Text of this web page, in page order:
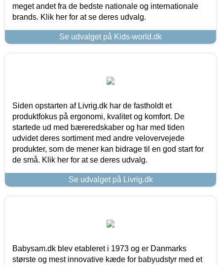
meget andet fra de bedste nationale og internationale
brands. Klik her for at se deres udvalg.
Se udvalget på Kids-world.dk
Siden opstarten af Livrig.dk har de fastholdt et
produktfokus på ergonomi, kvalitet og komfort. De
startede ud med bæreredskaber og har med tiden
udvidet deres sortiment med andre velovervejede
produkter, som de mener kan bidrage til en god start for
de små. Klik her for at se deres udvalg.
Se udvalget på Livrig.dk
Babysam.dk blev etableret i 1973 og er Danmarks
største og mest innovative kæde for babyudstyr med et